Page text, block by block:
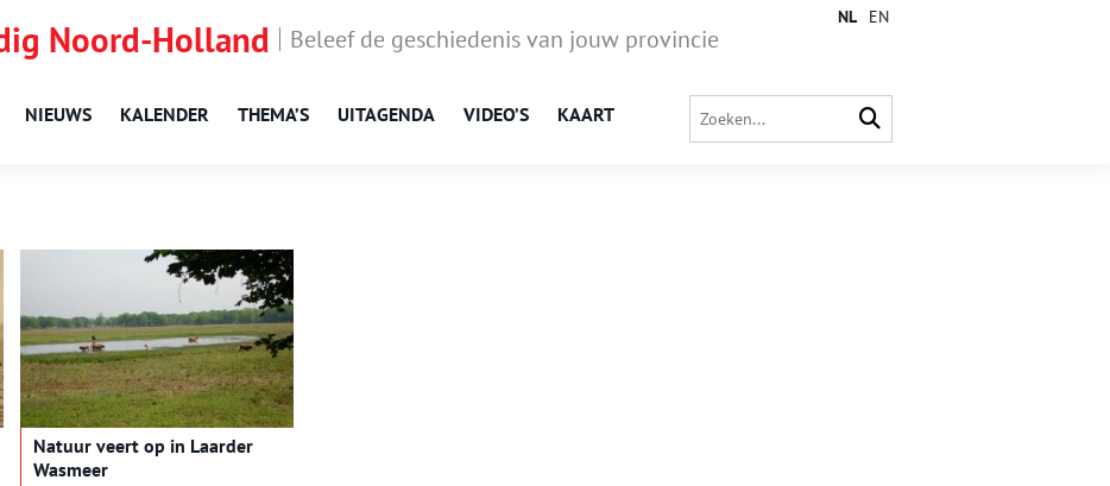
Noord-Holland Beleef de geschiedenis van jouw provincie
NIEUWS KALENDER THEMA’S UITAGENDA VIDEO’S KAART
NL EN
Natuur veert op in Laarder
Wasmeer